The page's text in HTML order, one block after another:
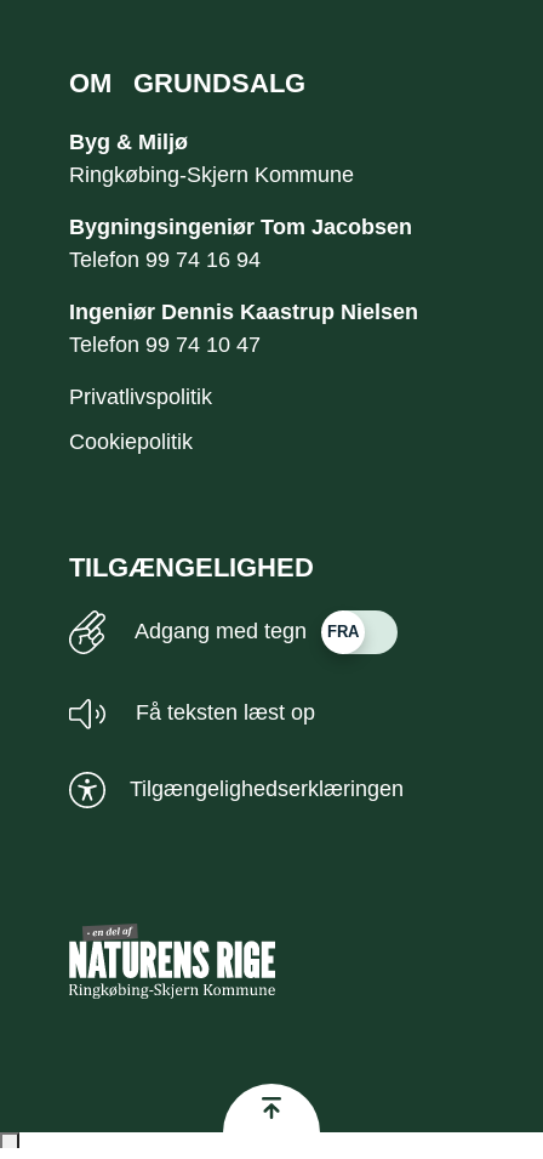
OM GRUNDSALG
Byg & Miljø
Ringkøbing-Skjern Kommune
Bygningsingeniør Tom Jacobsen
Telefon 99 74 16 94
Ingeniør Dennis Kaastrup Nielsen
​Telefon 99 74 10 47
Privatlivspolitik
Cookiepolitik
TILGÆNGELIGHED
Adgang med tegn
Få teksten læst op
Tilgængelighedserklæringen